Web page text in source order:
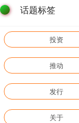
话题标签
投资
推动
发行
关于